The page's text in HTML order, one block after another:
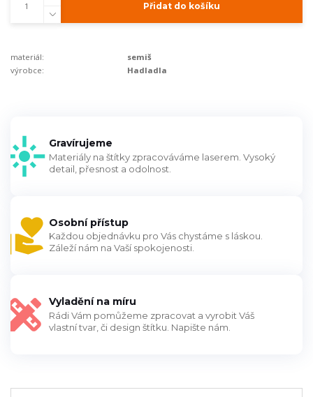
Přidat do košíku
materiál:
semiš
výrobce:
Hadladla
Gravírujeme
Materiály na štítky zpracováváme laserem. Vysoký
detail, přesnost a odolnost.
Osobní přístup
Každou objednávku pro Vás chystáme s láskou.
Záleží nám na Vaší spokojenosti.
Vyladění na míru
Rádi Vám pomůžeme zpracovat a vyrobit Váš
vlastní tvar, či design štítku. Napište nám.